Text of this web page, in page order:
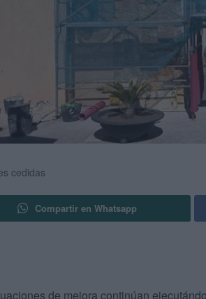
cedidas
Compartir en Whatsapp
de mejora continúan